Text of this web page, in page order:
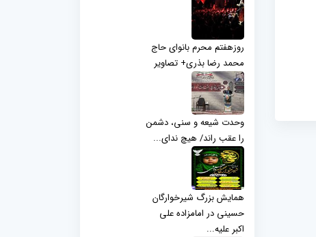
روزهفتم محرم بانوای حاج
محمد رضا بذری+ تصاویر
وحدت شیعه و سنی، دشمن
را عقب راند/ هیچ ندای...
همایش بزرگ شیرخوارگان
حسینی در امامزاده علی
اکبر علیه...